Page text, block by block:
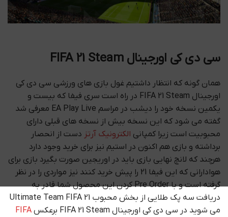
سی دی کی اورجینال FIFA 21 Steam
همان گونه که انتظار داشتیم غول بازی های ورزشی سی دی کی
اورجینال FIFA 21 Steam در راه است سری فیفا که بیست و
یکمین نسخه خود را دیشب در مراسم EA Play Live معرفی شد
گفته می شود که این نسخه بیش از نسخه های قبلی دارای
محبوبیت است زیرا کمپانی الکترونیک آرتز دست از انحصار
برداشته و بازی هم اکنون در استیم نیز برای خرید وجود دارد
هرچند که لانچ نهایی بازی باید در اوریجین صورت بگیرد بازی برای
هوادارانی که این فیفا 21 را پیش خرید کنند نیز مواردی را در نظر
گرفته است و با Pre Order کردن این محصول شما قادر به
دریافت سه پک طلایی از بخش محبوب Ultimate Team FIFA 21
می شوید در سی دی کی اورجینال FIFA 21 Steam برعکس
FIFA